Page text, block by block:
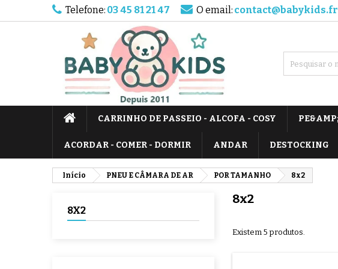
Telefone: 03 45 81 21 47 O email: contact@babykids.fr
CARRINHO DE PASSEIO - ALCOFA - COSY
ACORDAR - COMER - DORMIR ANDAR DESTOCKING
Início PNEU E CÂMARA DE AR POR TAMANHO 8x2
8X2
8x2
Existem 5 produtos.